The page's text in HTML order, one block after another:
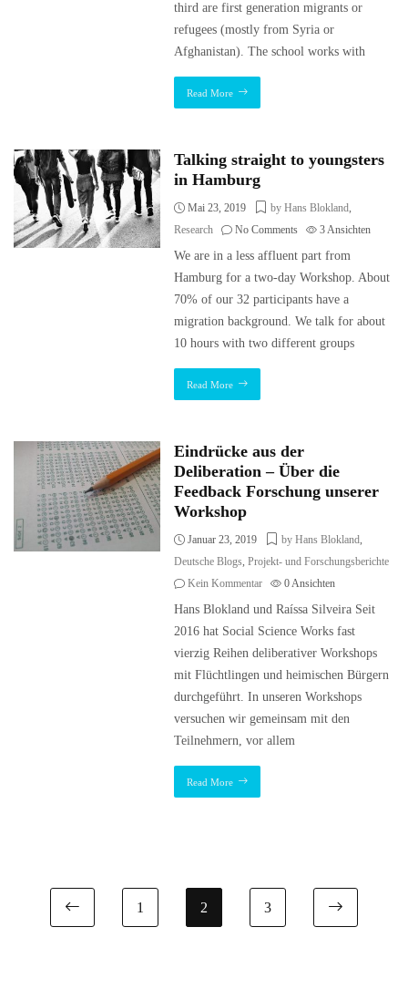
third are first generation migrants or
refugees (mostly from Syria or
Afghanistan). The school works with
Read More
Talking straight to youngsters
in Hamburg
Mai 23, 2019 by Hans Blokland,
Research
No Comments 3Ansichten
We are in a less affluent part from
Hamburg for a two-day Workshop. About
70% of our 32 participants have a
migration background. We talk for about
10 hours with two different groups
Read More
Eindrücke aus der
Deliberation – Über die
Feedback Forschung unserer
Workshop
Januar 23, 2019 by Hans Blokland,
Deutsche Blogs,Projekt- und Forschungsberichte
Kein Kommentar
0Ansichten
Hans Blokland und Raíssa Silveira Seit
2016 hat Social Science Works fast
vierzig Reihen deliberativer Workshops
mit Flüchtlingen und heimischen Bürgern
durchgeführt. In unseren Workshops
versuchen wir gemeinsam mit den
Teilnehmern, vor allem
Read More
1 2 3